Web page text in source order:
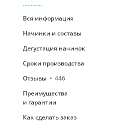
Вся информация
Начинки и составы
Дегустация начинок
Сроки производства
Отзывы
446
Преимущества
и гарантии
Как сделать заказ